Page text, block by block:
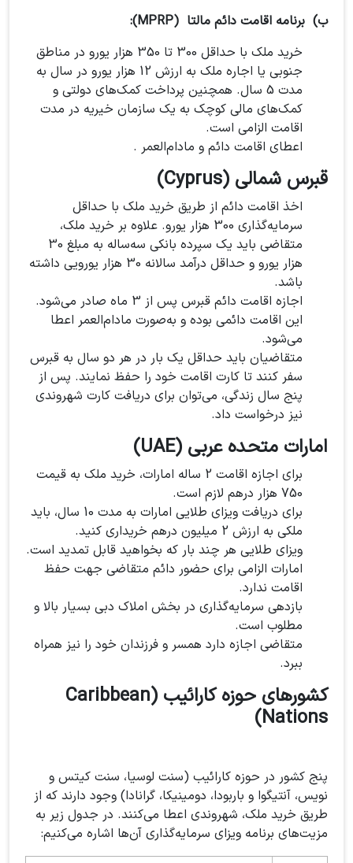
ب) برنامه اقامت دائم مالتا (MPRP):
خرید ملک با حداقل 300 تا 350 هزار یورو در مناطق
جنوبی یا اجاره ملک به ارزش 12 هزار یورو در سال به
مدت 5 سال. همچنین پرداخت کمک‌های دولتی و
کمک‌های مالی کوچک به یک سازمان خیریه در مدت
اقامت الزامی است.
اعطای اقامت دائم و مادام‌العمر .
قبرس شمالی (Cyprus)
اخذ اقامت دائم از طریق خرید ملک با حداقل
سرمایه‌گذاری 300 هزار یورو. علاوه بر خرید ملک،
متقاضی باید یک سپرده بانکی سه‌ساله به مبلغ 30
هزار یورو و حداقل درآمد سالانه 30 هزار یورویی داشته
باشد.
اجازه اقامت دائم قبرس پس از 3 ماه صادر می‌شود.
این اقامت دائمی بوده و به‌صورت مادام‌العمر اعطا
می‌شود.
متقاضیان باید حداقل یک بار در هر دو سال به قبرس
سفر کنند تا کارت اقامت خود را حفظ نمایند. پس از
پنج سال زندگی، می‌توان برای دریافت کارت شهروندی
نیز درخواست داد.
امارات متحده عربی (UAE)
برای اجازه اقامت 2 ساله امارات، خرید ملک به قیمت
750 هزار درهم لازم است.
برای دریافت ویزای طلایی امارات به مدت 10 سال، باید
ملکی به ارزش 2 میلیون درهم خریداری کنید.
ویزای طلایی هر چند بار که بخواهید قابل تمدید است.
امارات الزامی برای حضور دائم متقاضی جهت حفظ
اقامت ندارد.
بازدهی سرمایه‌گذاری در بخش املاک دبی بسیار بالا و
مطلوب است.
متقاضی اجازه دارد همسر و فرزندان خود را نیز همراه
ببرد.
کشورهای حوزه کارائیب (Caribbean
Nations)
پنج کشور در حوزه کارائیب (سنت لوسیا، سنت کیتس و
نویس، آنتیگوا و باربودا، دومینیکا، گرانادا) وجود دارند که از
طریق خرید ملک، شهروندی اعطا می‌کنند. در جدول زیر به
مزیت‌های برنامه ویزای سرمایه‌گذاری آن‌ها اشاره می‌کنیم: